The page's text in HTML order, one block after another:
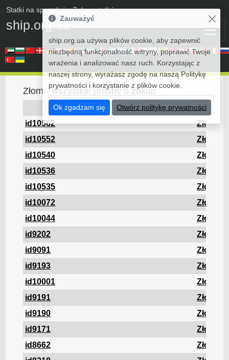
Statki na sprzedaż• Zakup statków
ship.org.ua
Złom - wszystkie prośby o zakup
DWT L/B/D draft
id10562
Złom
id10552
Złom
id10540
Złom
id10536
Złom
id10535
Złom
id10072
Złom
id10044
Złom
id9202
Złom
id9091
Złom
id9193
Złom
id10001
Złom
id9191
Złom
id9190
Złom
id9171
Złom
id8662
Złom
Zauważyć
ship.org.ua używa plików cookie, aby zapewnić
niezbędną funkcjonalność witryny, poprawić Twoje
wrażenia i analizować nasz ruch. Korzystając z
naszej strony, wyrażasz zgodę na naszą Politykę
prywatności i korzystanie z plików cookie.
Ok zgadzam się Otwórz politykę prywatności